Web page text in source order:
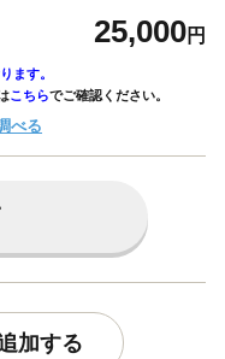
25,000円
ます。
こちらでご確認ください。
べる
加する